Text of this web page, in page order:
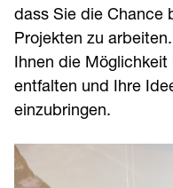
dass Sie die Chance
Projekten zu
Ihnen die
entfalten und Ihre
einzubringen.